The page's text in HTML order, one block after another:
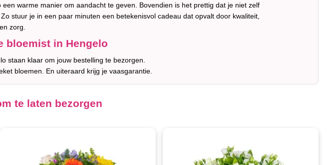
warme manier om aandacht te geven. Bovendien is het prettig dat je niet zelf
stuur je in een paar minuten een betekenisvol cadeau dat opvalt door kwaliteit,
zorg.
bloemist in Hengelo
staan klaar om jouw bestelling te bezorgen.
bloemen. En uiteraard krijg je vaasgarantie.
te laten bezorgen